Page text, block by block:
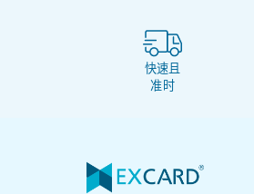
快速且
准时